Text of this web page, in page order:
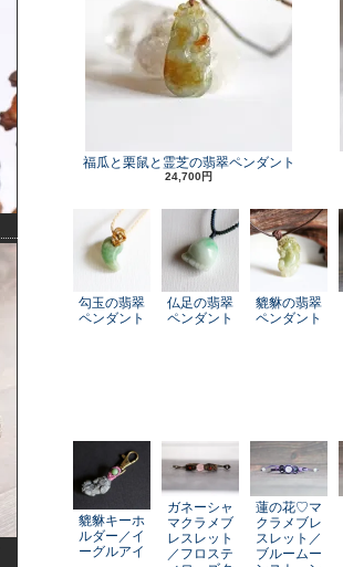
福瓜と栗鼠と霊芝の翡翠ペンダント
24,700円
勾玉の翡翠
ペンダント
仏足の翡翠
ペンダント
貔貅の翡翠
ペンダント
貔貅キーホ
ルダー／イ
ーグルアイ
ガネーシャ
マクラメブ
レスレット
／フロステ
蓮の花♡マ
クラメブレ
スレット／
ブルームー